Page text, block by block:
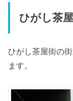
ひがし茶
ひがし茶屋街の
ます。